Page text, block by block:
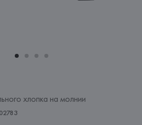
хлопка на молнии